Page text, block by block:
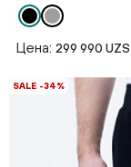
Цена: 299 990 UZS
SALE -34%